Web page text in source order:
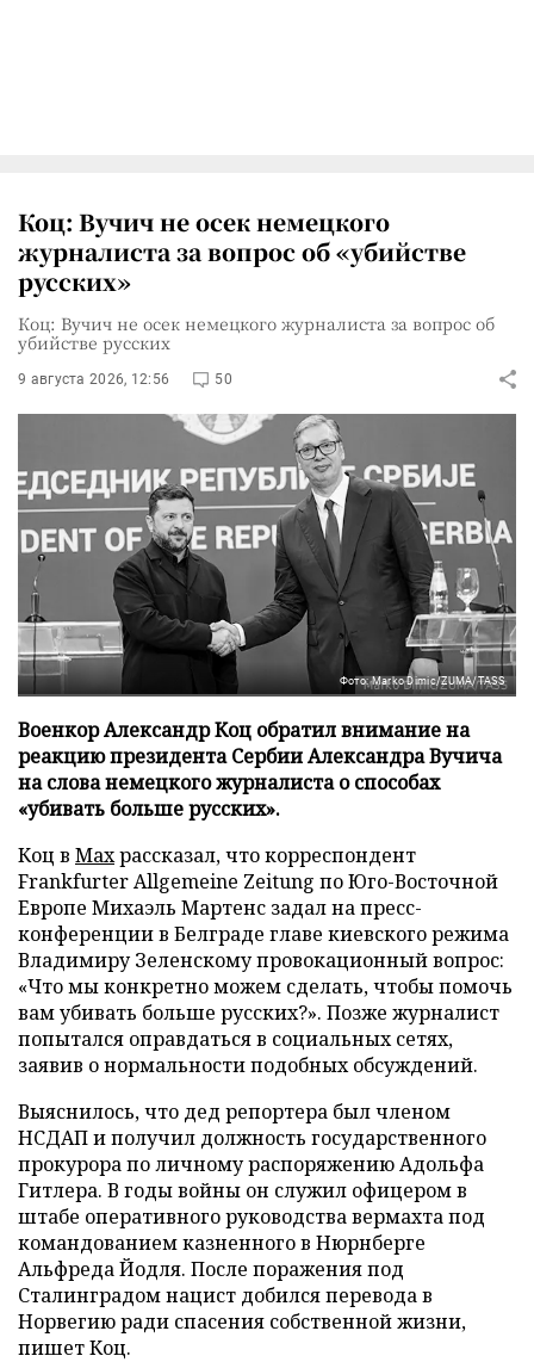
Коц: Вучич не осек немецкого
журналиста за вопрос об «убийстве
русских»
Коц: Вучич не осек немецкого журналиста за вопрос об
убийстве русских
9 августа 2026, 12:56 50
Фото: Marko Dimic/ZUMA/TASS
Военкор Александр Коц обратил внимание на
реакцию президента Сербии Александра Вучича
на слова немецкого журналиста о способах
«убивать больше русских».
Коц в Махрассказал, что корреспондент
Frankfurter Allgemeine Zeitung по Юго-Восточной
Европе Михаэль Мартенс задал на пресс-
конференции в Белграде главе киевского режима
Владимиру Зеленскому провокационный вопрос:
«Что мы конкретно можем сделать, чтобы помочь
вам убивать больше русских?». Позже журналист
попытался оправдаться в социальных сетях,
заявив о нормальности подобных обсуждений.
Выяснилось, что дед репортера был членом
НСДАП и получил должность государственного
прокурора по личному распоряжению Адольфа
Гитлера. В годы войны он служил офицером в
штабе оперативного руководства вермахта под
командованием казненного в Нюрнберге
Альфреда Йодля. После поражения под
Сталинградом нацист добился перевода в
Норвегию ради спасения собственной жизни,
пишет Коц.